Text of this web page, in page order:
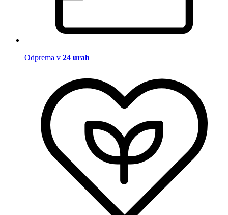
Odprema v 24 urah